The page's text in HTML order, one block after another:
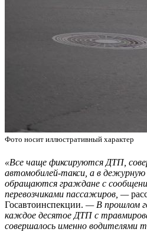
Фото носит иллюстративный характер
«Все чаще фиксируются ДТП,
автомобилей-такси, а в
обращаются граждане с
перевозчиками пассажиров, —
Госавтоинспекции. — В прошлом
каждое десятое ДТП с
совершалось именно водителями